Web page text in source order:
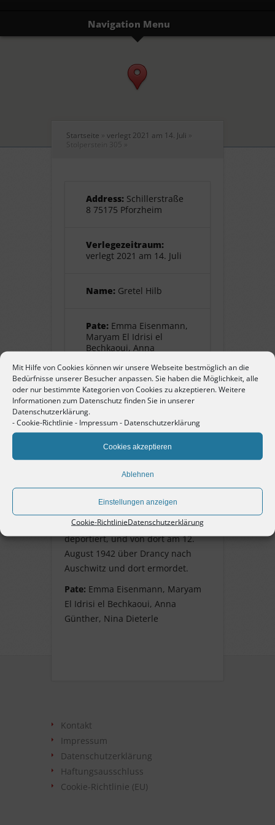
Mit Hilfe von Cookies können wir unsere Webseite bestmöglich an die
Bedürfnisse unserer Besucher anpassen. Sie haben die Möglichkeit, alle
oder nur bestimmte Kategorien von Cookies zu akzeptieren. Weitere
Informationen zum Datenschutz finden Sie in unserer
Datenschutzerklärung.
-Cookie-Richtlinie - Impressum- Datenschutzerklärung
Cookies akzeptieren
Ablehnen
Einstellungen anzeigen
Cookie-RichtlinieDatenschutzerklärung
Navigation Menu
Startseite » verlegt 2021 am 14. Juli »
Stolperstein 305 »
Address: Schillerstraße
8 75175 Pforzheim
Verlegezeitraum:
verlegt 2021 am 14. Juli
Name: Gretel Hilb
Pate: Emma Eisenmann,
Maryam El Idrisi el
Bechkaoui, Anna
Gretel Hilb
geb. 28. August 1910 in Pforzheim,
Jüdin. Tochter von Louis und
September 1916 gefallen.
zur Hilda-Schule. Sie wurde am 22.
Oktober 1940 nach Gurs
deportiert, und von dort am 12.
August 1942 über Drancy nach
Auschwitz und dort ermordet.
Pate: Emma Eisenmann, Maryam
El Idrisi el Bechkaoui, Anna
Günther, Nina Dieterle
Kontakt
Impressum
Datenschutzerklärung
Haftungsausschluss
Cookie-Richtlinie (EU)